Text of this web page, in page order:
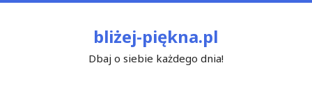
bliżej-piękna.pl
Dbaj o siebie każdego dnia!